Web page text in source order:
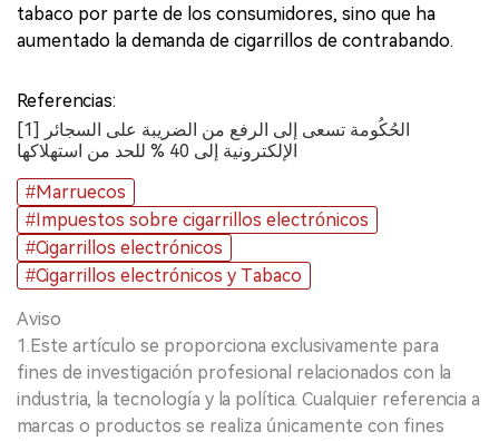
tabaco por parte de los consumidores, sino que ha
aumentado la demanda de cigarrillos de contrabando.
Referencias:
[1] الحُكُومة تسعى إلى الرفع من الضريبة على السجائر
الإلكترونية إلى 40 % للحد من استهلاكها
#Marruecos
#Impuestos sobre cigarrillos electrónicos
#Cigarrillos electrónicos
#Cigarrillos electrónicos y Tabaco
Aviso
1.Este artículo se proporciona exclusivamente para
fines de investigación profesional relacionados con la
industria, la tecnología y la política. Cualquier referencia a
marcas o productos se realiza únicamente con fines